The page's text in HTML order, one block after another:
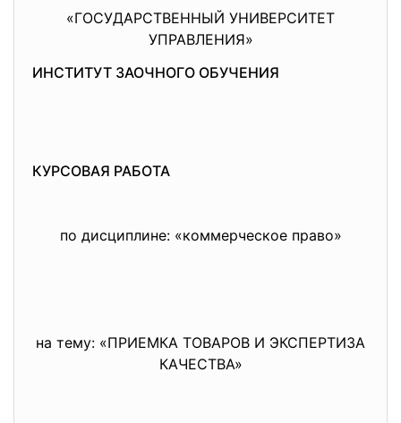
«ГОСУДАРСТВЕННЫЙ УНИВЕРСИТЕТ
УПРАВЛЕНИЯ»
ИНСТИТУТ ЗАОЧНОГО ОБУЧЕНИЯ
КУРСОВАЯ РАБОТА
по дисциплине: «коммерческое право»
на тему: «ПРИЕМКА ТОВАРОВ И ЭКСПЕРТИЗА
КАЧЕСТВА»